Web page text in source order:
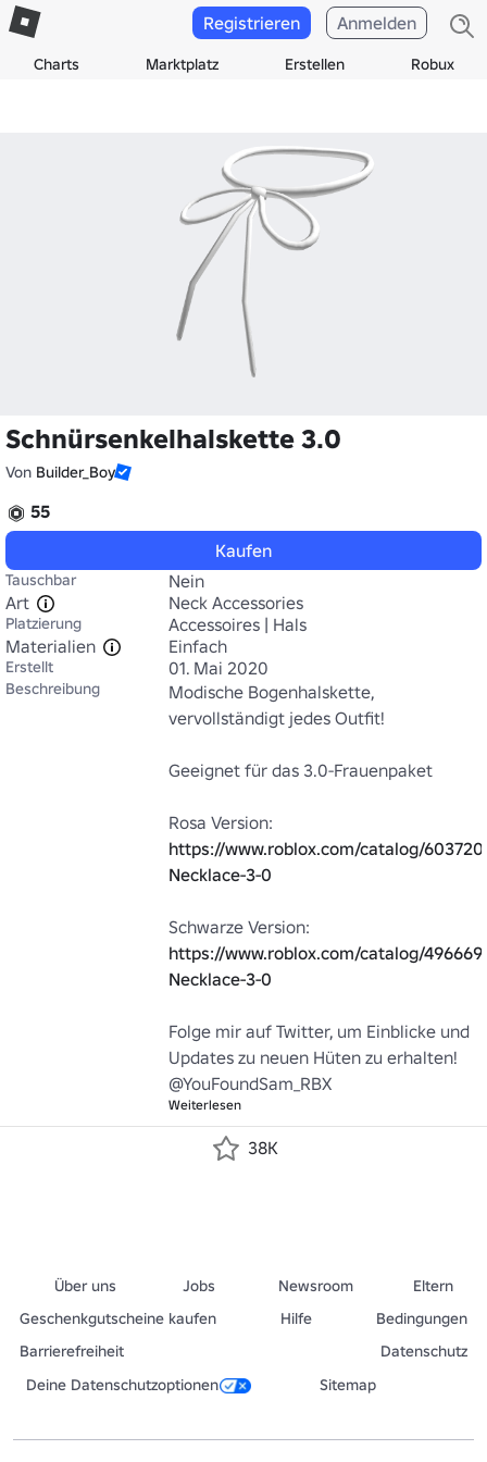
Charts Marktplatz Erstellen Robux
Registrieren Anmelden
Schnürsenkelhalskette 3.0
Von Builder_Boy
55
Kaufen
Tauschbar
Nein
Art
Neck Accessories
Platzierung
Accessoires | Hals
Materialien
Einfach
Erstellt 01. Mai 2020
Beschreibung
Modische Bogenhalskette,
vervollständigt jedes Outfit!
Geeignet für das 3.0-Frauenpaket
https://www.roblox.com/catalog/
Necklace-3-0
https://www.roblox.com/catalog/
Necklace-3-0
Folge mir auf Twitter, um Einblicke und
Updates zu neuen Hüten zu erhalten!
@YouFoundSam_RBX
Weiterlesen
38K
Über uns Jobs Newsroom
Eltern
Geschenkgutscheine kaufen
Hilfe
Bedingungen
Barrierefreiheit
Datenschutz
Deine Datenschutzoptionen
Sitemap